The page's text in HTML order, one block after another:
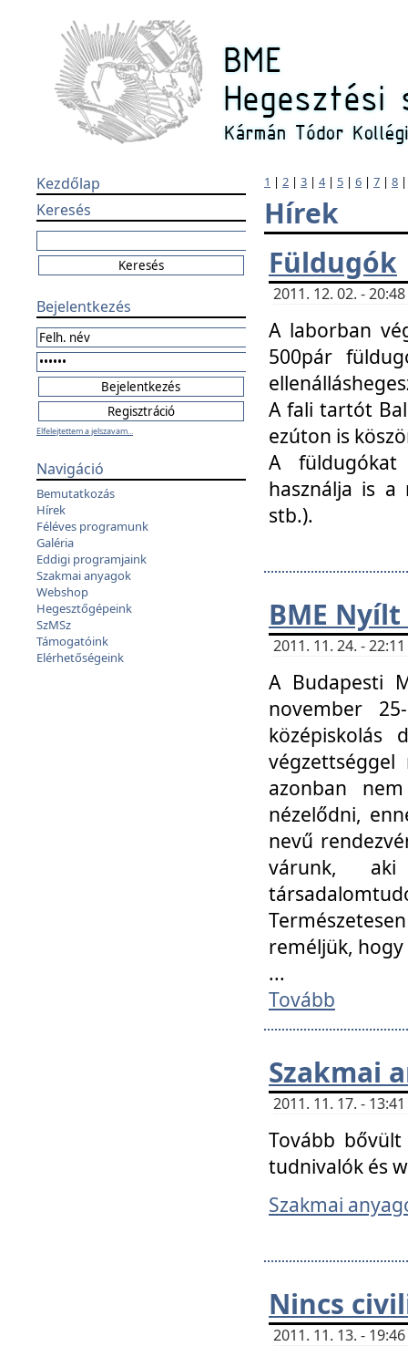
Kezdőlap
Keresés
Bejelentkezés
Elfelejtettem a jelszavam...
Navigáció
Bemutatkozás
Hírek
Féléves programunk
Galéria
Eddigi programjaink
Szakmai anyagok
Webshop
Hegesztőgépeink
SzMSz
Támogatóink
Elérhetőségeink
1 | 2 | 3 | 4| 5 | 6 | 7 | 8
Hírek
Füldugók
2011. 12. 02. -
A laborban
500pár
A fali tartót
ezúton is
A füldugókat
használja is a
stb.).
BME
2011. 11. 24. -
A Budapesti
november
középiskolás
azonban
nézelődni,
nevű
várunk, aki
reméljük,
...
Tovább
Szakmai
2011. 11. 17. -
Tovább bővült
tudnivalók és
Szakmai
Nincs
2011. 11. 13. -